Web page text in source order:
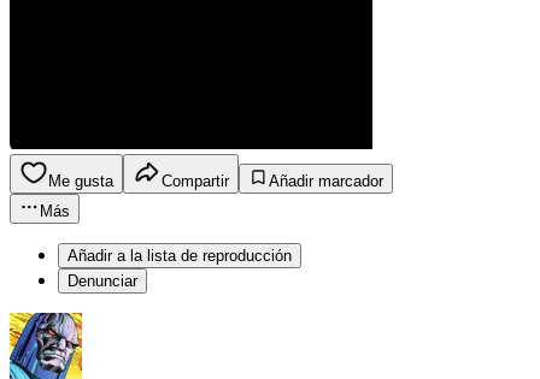
Me gusta Compartir
Añadir marcador
Más
Añadir a la lista de reproducción
Denunciar